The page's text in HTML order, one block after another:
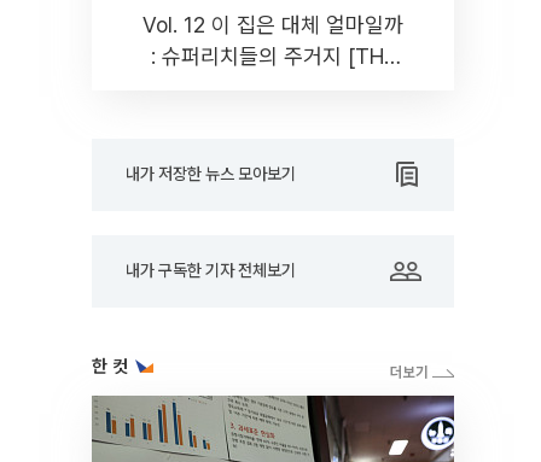
Vol. 12 이 집은 대체 얼마일까
: 슈퍼리치들의 주거지 [THE
내가 저장한 뉴스 모아보기
내가 구독한 기자 전체보기
한 컷